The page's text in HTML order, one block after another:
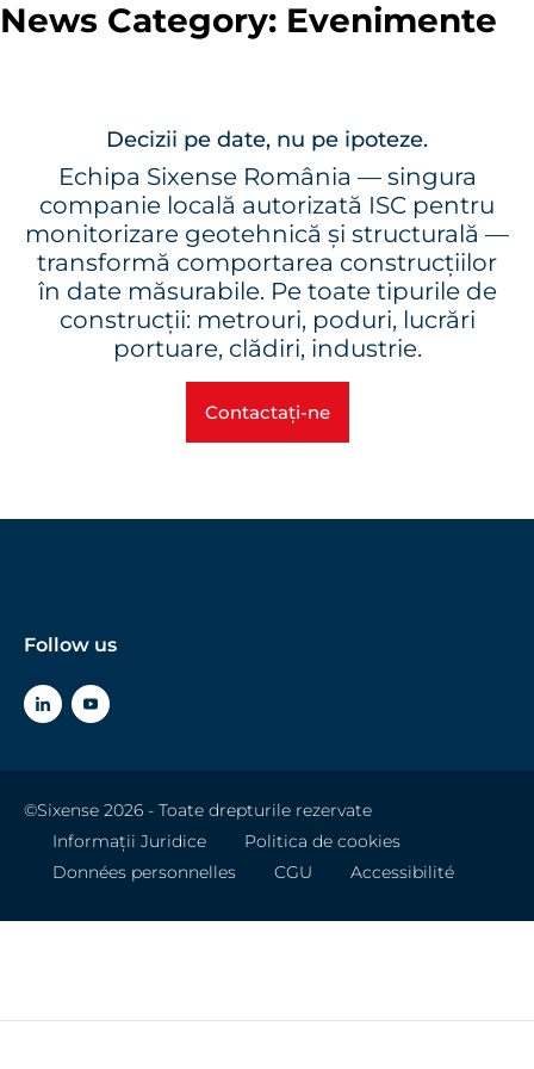
News Category: Evenimente
Decizii pe date, nu pe ipoteze.
Echipa Sixense România — singura
companie locală autorizată ISC pentru
monitorizare geotehnică și structurală —
transformă comportarea construcțiilor
în date măsurabile. Pe toate tipurile de
construcții: metrouri, poduri, lucrări
portuare, clădiri, industrie.
Contactați-ne
Follow us
©Sixense 2026 - Toate drepturile rezervate
Informații Juridice
Politica de cookies
Données personnelles
CGU Accessibilité